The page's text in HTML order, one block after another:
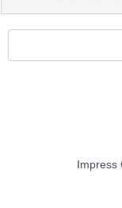
Impress